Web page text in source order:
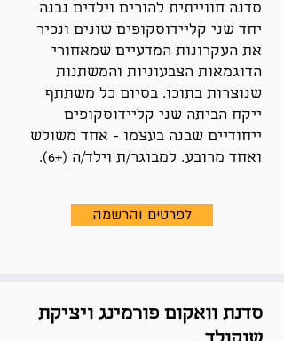
סדנה חווייתית להורים וילדים נבנה
יחד שני קליידוסקופים שונים ונכיר
את העקרונות המדעיים שמאחורי
הדוגמאות הצבעוניות והמשתנות
שנוצרות בתוכו. בסיום כל משתתף
ייקח הביתה שני קליידוסקופים
ייחודיים שבנה בעצמו - אחד משולש
ואחד מרובע. למבוגר/ת וילד/ה (+6).
לפרטים והרשמה
סדנת וואקום פורמינג ויציקת